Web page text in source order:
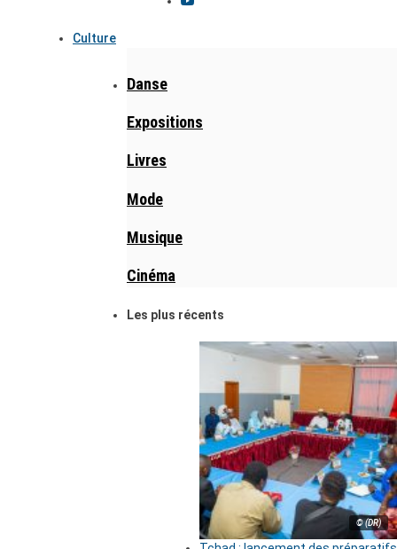
Culture
Danse
Expositions
Livres
Mode
Musique
Cinéma
Les plus récents
© (DR)